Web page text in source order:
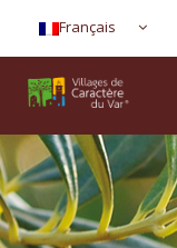
Français